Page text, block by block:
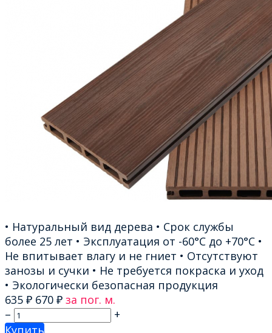
• Натуральный вид дерева • Срок службы
более 25 лет • Эксплуатация от -60°С до +70°С •
Не впитывает влагу и не гниет • Отсутствуют
занозы и сучки • Не требуется покраска и уход
• Экологически безопасная продукция
635 ₽ 670 ₽ за пог. м.
–
+
Купить